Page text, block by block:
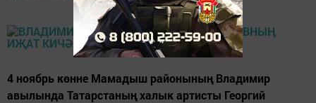
4 ноябрь көнне Мамадыш районының Владимир
авылында Татарстаның халык артисты Георгий